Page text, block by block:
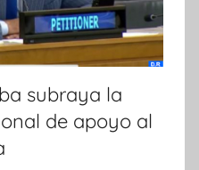
subraya la
de apoyo al